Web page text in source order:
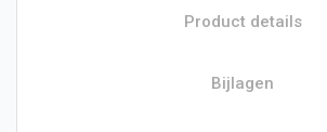
Product details
Bijlagen